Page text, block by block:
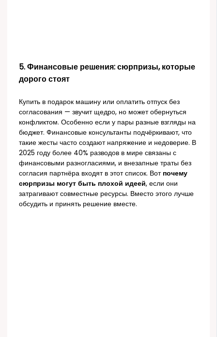
5. Финансовые решения: сюрпризы, которые
дорого стоят
Купить в подарок машину или оплатить отпуск без
согласования — звучит щедро, но может обернуться
конфликтом. Особенно если у пары разные взгляды на
бюджет. Финансовые консультанты подчёркивают, что
такие жесты часто создают напряжение и недоверие. В
2025 году более 40% разводов в мире связаны с
финансовыми разногласиями, и внезапные траты без
согласия партнёра входят в этот список. Вот почему
сюрпризы могут быть плохой идеей, если они
затрагивают совместные ресурсы. Вместо этого лучше
обсудить и принять решение вместе.